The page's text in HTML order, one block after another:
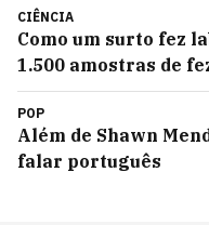
CIÊNCIA
Como um surto fez
1.500 amostras de
POP
Além de Shawn
falar português